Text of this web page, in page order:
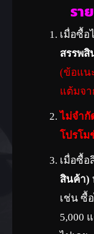
รา
เมื่อซื้อ
สรรพสิ
(ข้อแน
แต้มจา
ไม่จำกั
โปรโ
เมื่อซื้อ
สินค้า)
เช่น ซื้
5,000